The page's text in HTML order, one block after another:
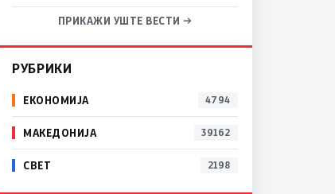
ПРИКАЖИ УШТЕ ВЕСТИ →
РУБРИКИ
ЕКОНОМИЈА 4794
МАКЕДОНИЈА 39162
СВЕТ 2198